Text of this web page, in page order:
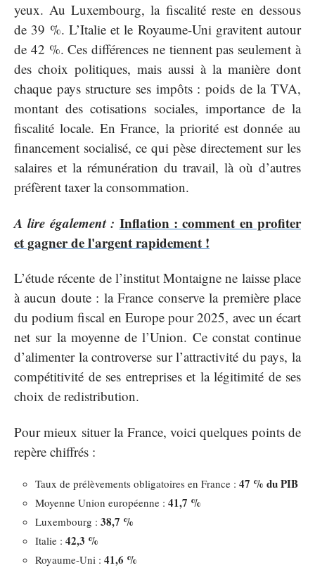
yeux. Au Luxembourg, la fiscalité reste en dessous
de 39 %. L’Italie et le Royaume-Uni gravitent autour
de 42 %. Ces différences ne tiennent pas seulement à
des choix politiques, mais aussi à la manière dont
chaque pays structure ses impôts : poids de la TVA,
montant des cotisations sociales, importance de la
fiscalité locale. En France, la priorité est donnée au
financement socialisé, ce qui pèse directement sur les
salaires et la rémunération du travail, là où d’autres
préfèrent taxer la consommation.
A lire également : Inflation : comment en profiter
et gagner de l'argent rapidement !
L’étude récente de l’institut Montaigne ne laisse place
à aucun doute : la France conserve la première place
du podium fiscal en Europe pour 2025, avec un écart
net sur la moyenne de l’Union. Ce constat continue
d’alimenter la controverse sur l’attractivité du pays, la
compétitivité de ses entreprises et la légitimité de ses
choix de redistribution.
Pour mieux situer la France, voici quelques points de
repère chiffrés :
Taux de prélèvements obligatoires en France : 47 % du PIB
Moyenne Union européenne : 41,7 %
Luxembourg : 38,7 %
Italie : 42,3 %
Royaume-Uni : 41,6 %